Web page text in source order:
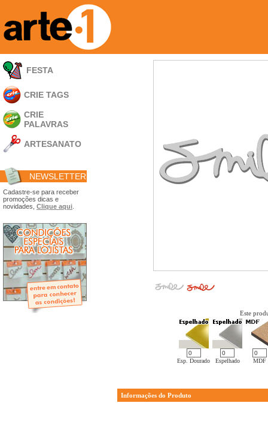
FESTA
CRIE TAGS
CRIE
PALAVRAS
ARTESANATO
Acrílico
Porta Retratos
Ferramentas
- Carimbões
- Embalagens
- Máscaras
- Espátulas
- Diversos
Álbuns
- Mini-Álbuns
- Páginas Mini
- Páginas Scrap
- Argolas
NEWSLETTER
Cadastre-se para receber
promoções dicas e
novidades, Clique aqui
Este
Esp. Dourado Espelhado MDF
Informações do Produto